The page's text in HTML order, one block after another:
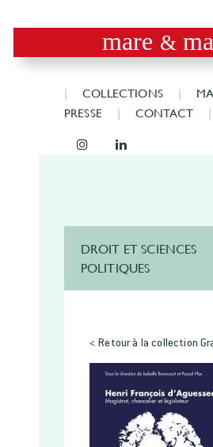
mare &
COLLECTIONS
PRESSE
CONTACT
DROIT ET SCIENCES
POLITIQUES
< Retour à la collection